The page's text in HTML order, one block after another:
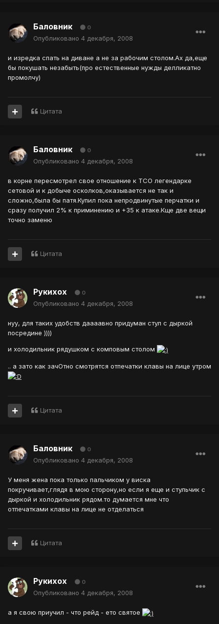
Баловник 0
Опубликовано 4 декабря, 2008
и изредка спать на диване а не за рабочим столом.Ах да,еще
бы покушать незабыть(про естественные нужды делликатно
промолчу)
Цитата
Баловник 0
Опубликовано 4 декабря, 2008
в корне пересмотрел свое отношение к ТСО легендарке
сетовой и к добыче осколков,оказывается не так и
сложно,была бы патя.Купил пока непродвинутые перчатки и
сразу получил 2% к приминению и +35 к атаке.Кще две вещи
точно заменю
Цитата
Рукихох 0
Опубликовано 4 декабря, 2008
нуу, для таких удобств даааавно придуман стул с дыркой
посредине ))))
и холодильник рядушком с комповым столом
.. а зато как зачОтно смотрятся отпечатки клавы на лице утром
Цитата
Баловник 0
Опубликовано 4 декабря, 2008
У меня жена пока только пальчиком у виска
покручивает,глядя в мою сторону,но если я еще и стульчик с
дыркой и холодильник рядом.то думается мне что
отпечатками клавы на лице не отделаться
Цитата
Рукихох 0
Опубликовано 4 декабря, 2008
а я свою приучил - что рейд - ето святое